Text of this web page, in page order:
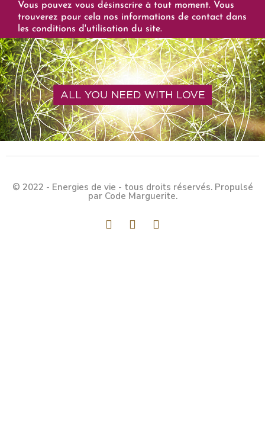
Vous pouvez vous désinscrire à tout moment. Vous
trouverez pour cela nos informations de contact dans
les conditions d'utilisation du site.
© 2022 - Energies de vie - tous droits réservés. Propulsé
par Code Marguerite.